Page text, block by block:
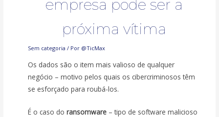
empresa pode ser a
próxima vítima
Sem categoria / Por @TicMax
Os dados são o item mais valioso de qualquer
negócio – motivo pelos quais os cibercriminosos têm
se esforçado para roubá-los.
É o caso doransomware – tipo de software malicioso